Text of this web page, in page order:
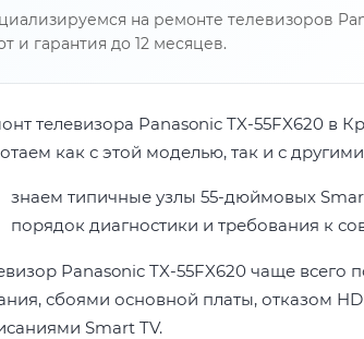
на ремонте телевизоров
и гарантия до 12 месяцев.
телевизора Panasonic TX-55FX620 в
как с этой моделью, так и с
знаем типичные узлы 55-дюймовых
порядок диагностики и требования к
Panasonic TX-55FX620 чаще всего
сбоями основной платы, отказом
Smart TV.